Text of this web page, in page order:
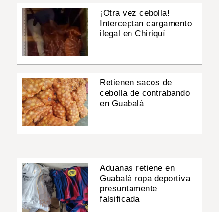
¡Otra vez cebolla!
Interceptan cargamento
ilegal en Chiriquí
Retienen sacos de
cebolla de contrabando
en Guabalá
Aduanas retiene en
Guabalá ropa deportiva
presuntamente
falsificada